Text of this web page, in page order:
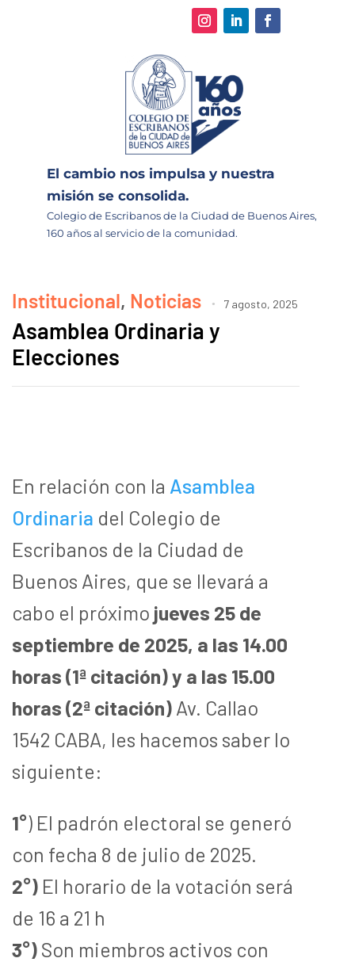
El cambio nos impulsa y nuestra
misión se consolida.
Colegio de Escribanos de la Ciudad de Buenos Aires,
160 años al servicio de la comunidad.
Institucional, Noticias 7 agosto, 2025
Asamblea Ordinaria y
Elecciones
En relación con la Asamblea
Ordinaria del Colegio de
Escribanos de la Ciudad de
Buenos Aires, que se llevará a
cabo el próximo jueves 25 de
septiembre de 2025, a las 14.00
horas (1ª citación) y a las 15.00
horas (2ª citación) Av. Callao
1542 CABA, les hacemos saber lo
siguiente:
1°) El padrón electoral se generó
con fecha 8 de julio de 2025.
2°) El horario de la votación será
de 16 a 21 h
3°) Son miembros activos con